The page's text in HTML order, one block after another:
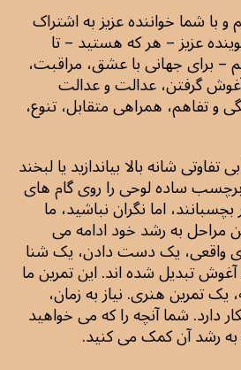
و با شما خواننده عزیز به اشتراک
عزیز – هر که هستید – تا
– برای جهانی با عشق، مراقبت،
گرفتن، عدالت و عدالت
و تفاهم، همراهی متقابل، تنوع،
تفاوتی شانه بالا بیاندازید یا لبخند
برچسب ساده لوحی را روی گام های
اما نگران نباشید، ما
مراحل به رشد خود ادامه می
واقعی، یک دست دادن، یک شنا
تبدیل شده اند. این تمرین ما
تمرین هنری. نیاز به زمان،
شما آنچه را که می خواهید
به رشد آن کمک می کنید.